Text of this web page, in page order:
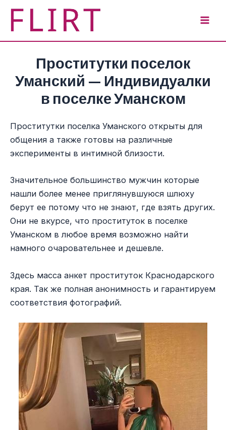
Перейти
содержимому
Проститутки поселок
Уманский — Индивидуалки
в поселке Уманском
Проститутки поселка Уманского открыты для
общения а также готовы на различные
эксперименты в интимной близости.
Значительное большинство мужчин которые
нашли более менее приглянувшуюся шлюху
берут ее потому что не знают, где взять других.
Они не вкурсе, что проституток в поселке
Уманском в любое время возможно найти
намного очаровательнее и дешевле.
Здесь масса анкет проституток Краснодарского
края. Так же полная анонимность и гарантируем
соответствия фотографий.